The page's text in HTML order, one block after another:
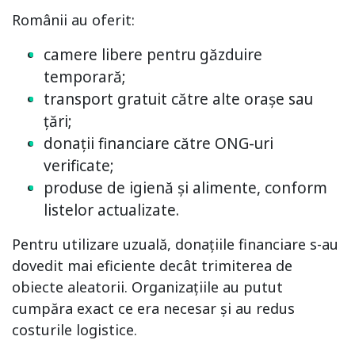
Românii au oferit:
camere libere pentru găzduire
temporară;
transport gratuit către alte orașe sau
țări;
donații financiare către ONG-uri
verificate;
produse de igienă și alimente, conform
listelor actualizate.
Pentru utilizare uzuală, donațiile financiare s-au
dovedit mai eficiente decât trimiterea de
obiecte aleatorii. Organizațiile au putut
cumpăra exact ce era necesar și au redus
costurile logistice.